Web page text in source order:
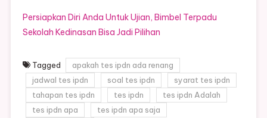
Persiapkan Diri Anda Untuk Ujian, Bimbel Terpadu
Sekolah Kedinasan Bisa Jadi Pilihan
Tagged
apakah tes ipdn ada renang
jadwal tes ipdn
soal tes ipdn
syarat tes ipdn
tahapan tes ipdn
tes ipdn
tes ipdn Adalah
tes ipdn apa
tes ipdn apa saja